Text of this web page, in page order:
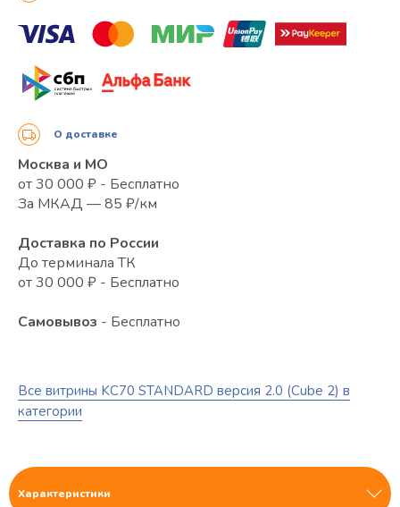
Все витрины KC70 STANDARD версия 2.0 (Cube 2) в
категории
О доставке
Москва и МО
от 30 000 ₽ - Бесплатно
За МКАД — 85 ₽/км
Доставка по России
До терминала ТК
от 30 000 ₽ - Бесплатно
Самовывоз - Бесплатно
Характеристики